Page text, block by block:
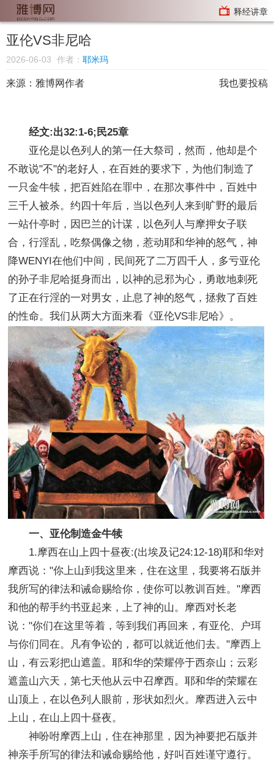
释经讲章
亚伦VS非尼哈
2026-06-03 作者： 耶米玛
来源： 雅博网作者 我也要投稿
经文:出32:1-6;民25章
亚伦是以色列人的第一任大祭司，然而，他却是个
不敢说"不"的老好人，在百姓的要求下，为他们制造了
一只金牛犊，把百姓陷在罪中，在那次事件中，百姓中
三千人被杀。约四十年后，当以色列人来到旷野的最后
一站什亭时，因巴兰的计谋，以色列人与摩押女子联
合，行淫乱，吃祭偶像之物，惹动耶和华神的怒气，神
降WENYI在他们中间，民间死了二万四千人，多亏亚伦
的孙子非尼哈挺身而出，以神的忌邪为心，勇敢地刺死
了正在行淫的一对男女，止息了神的怒气，拯救了百姓
的性命。我们从两大方面来看《亚伦VS非尼哈》。
一、亚伦制造金牛犊
1.摩西在山上四十昼夜:(出埃及记24:12-18)耶和华对
摩西说："你上山到我这里来，住在这里，我要将石版并
我所写的律法和诫命赐给你，使你可以教训百姓。"摩西
和他的帮手约书亚起来，上了神的山。摩西对长老
说："你们在这里等着，等到我们再回来，有亚伦、户珥
与你们同在。凡有争讼的，都可以就近他们去。"摩西上
山，有云彩把山遮盖。耶和华的荣耀停于西奈山；云彩
遮盖山六天，第七天他从云中召摩西。耶和华的荣耀在
山顶上，在以色列人眼前，形状如烈火。摩西进入云中
上山，在山上四十昼夜。
神吩咐摩西上山，住在神那里，因为神要把石版并
神亲手所写的律法和诫命赐给他，好叫百姓谨守遵行。